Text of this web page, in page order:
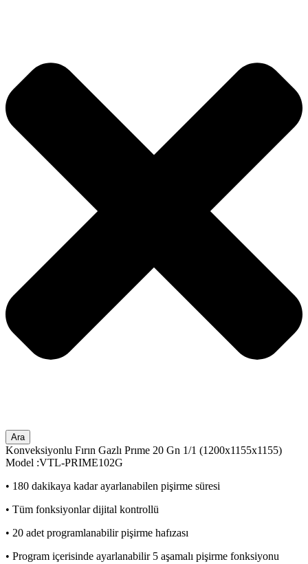
Ara
Konveksiyonlu Fırın Gazlı Prıme 20 Gn 1/1 (1200x1155x1155)
Model :VTL-PRIME102G
• 180 dakikaya kadar ayarlanabilen pişirme süresi
• Tüm fonksiyonlar dijital kontrollü
• 20 adet programlanabilir pişirme hafızası
• Program içerisinde ayarlanabilir 5 aşamalı pişirme fonksiyonu